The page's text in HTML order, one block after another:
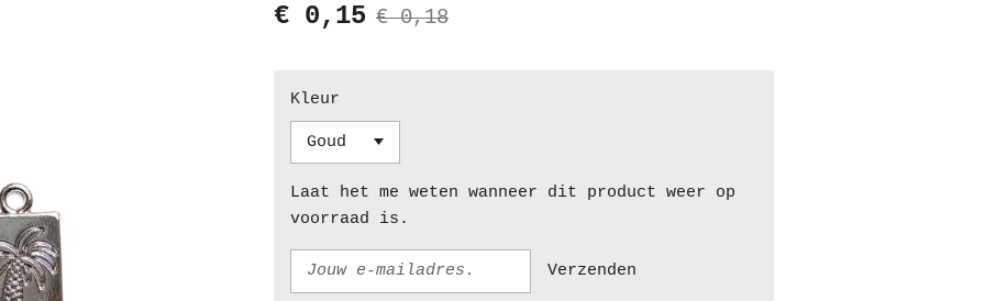
€ 0,15 € 0,18
Kleur
Laat het me weten wanneer dit product weer op
voorraad is.
Verzenden